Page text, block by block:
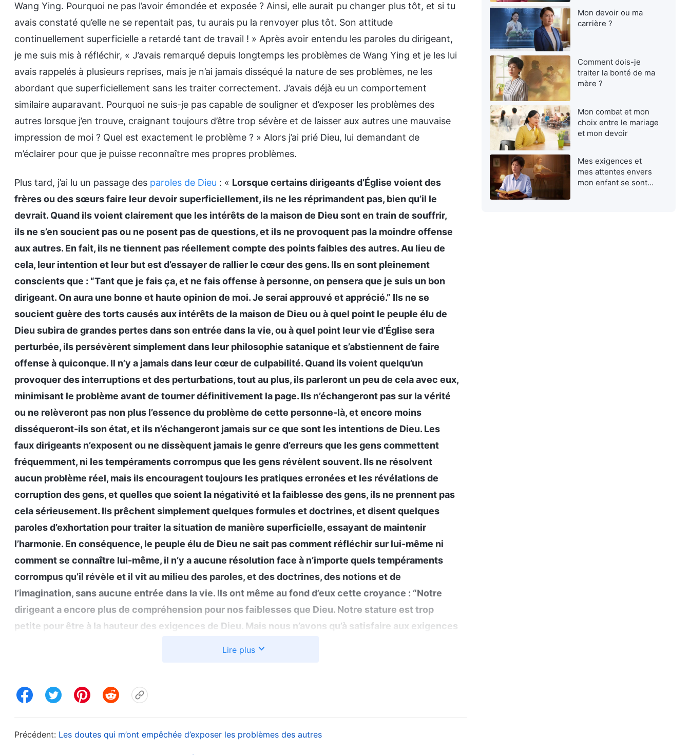
Wang Ying. Pourquoi ne pas l’avoir émondée et exposée ? Ainsi, elle aurait pu changer plus tôt, et si tu
avais constaté qu’elle ne se repentait pas, tu aurais pu la renvoyer plus tôt. Son attitude
continuellement superficielle a retardé tant de travail ! » Après avoir entendu les paroles du dirigeant,
je me suis mis à réfléchir, « J’avais remarqué depuis longtemps les problèmes de Wang Ying et je les lui
avais rappelés à plusieurs reprises, mais je n’ai jamais disséqué la nature de ses problèmes, ne les
abordant que superficiellement sans les traiter correctement. J’avais déjà eu un comportement
similaire auparavant. Pourquoi ne suis-je pas capable de souligner et d’exposer les problèmes des
autres lorsque j’en trouve, craignant toujours d’être trop sévère et de laisser aux autres une mauvaise
impression de moi ? Quel est exactement le problème ? » Alors j’ai prié Dieu, lui demandant de
m’éclairer pour que je puisse reconnaître mes propres problèmes.
Plus tard, j’ai lu un passage des paroles de Dieu : « Lorsque certains dirigeants d’Église voient des
frères ou des sœurs faire leur devoir superficiellement, ils ne les réprimandent pas, bien qu’il le
devrait. Quand ils voient clairement que les intérêts de la maison de Dieu sont en train de souffrir,
ils ne s’en soucient pas ou ne posent pas de questions, et ils ne provoquent pas la moindre offense
aux autres. En fait, ils ne tiennent pas réellement compte des points faibles des autres. Au lieu de
cela, leur intention et leur but est d’essayer de rallier le cœur des gens. Ils en sont pleinement
conscients que : “Tant que je fais ça, et ne fais offense à personne, on pensera que je suis un bon
dirigeant. On aura une bonne et haute opinion de moi. Je serai approuvé et apprécié.” Ils ne se
soucient guère des torts causés aux intérêts de la maison de Dieu ou à quel point le peuple élu de
Dieu subira de grandes pertes dans son entrée dans la vie, ou à quel point leur vie d’Église sera
perturbée, ils persévèrent simplement dans leur philosophie satanique et s’abstiennent de faire
offense à quiconque. Il n’y a jamais dans leur cœur de culpabilité. Quand ils voient quelqu’un
provoquer des interruptions et des perturbations, tout au plus, ils parleront un peu de cela avec eux,
minimisant le problème avant de tourner définitivement la page. Ils n’échangeront pas sur la vérité
ou ne relèveront pas non plus l’essence du problème de cette personne-là, et encore moins
disséqueront-ils son état, et ils n’échangeront jamais sur ce que sont les intentions de Dieu. Les
faux dirigeants n’exposent ou ne dissèquent jamais le genre d’erreurs que les gens commettent
fréquemment, ni les tempéraments corrompus que les gens révèlent souvent. Ils ne résolvent
aucun problème réel, mais ils encouragent toujours les pratiques erronées et les révélations de
corruption des gens, et quelles que soient la négativité et la faiblesse des gens, ils ne prennent pas
cela sérieusement. Ils prêchent simplement quelques formules et doctrines, et disent quelques
paroles d’exhortation pour traiter la situation de manière superficielle, essayant de maintenir
l’harmonie. En conséquence, le peuple élu de Dieu ne sait pas comment réfléchir sur lui-même ni
comment se connaître lui-même, il n’y a aucune résolution face à n’importe quels tempéraments
corrompus qu’il révèle et il vit au milieu des paroles, et des doctrines, des notions et de
l’imagination, sans aucune entrée dans la vie. Ils ont même au fond d’eux cette croyance : “Notre
dirigeant a encore plus de compréhension pour nos faiblesses que Dieu. Notre stature est trop
petite pour être à la hauteur des exigences de Dieu. Mais nous n’avons qu’à satisfaire aux exigences
nos demandes. C’est ainsi que nous ferons ce qu’il faut pour notre dirigeant.” Lorsque les gens ont
avoir une foi toujours plus grande dans ce dirigeant, et veulent tout le temps écouter les paroles du
Lire plus
Précédent: Les doutes qui m’ont empêchée d’exposer les problèmes des autres
Mon devoir ou ma
carrière ?
Comment dois-je
traiter la bonté de ma
mère ?
Mon combat et mon
choix entre le mariage
et mon devoir
Mes exigences et
mes attentes envers
mon enfant se sont